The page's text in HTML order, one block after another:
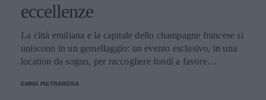
eccellenze
La città emiliana e la capitale dello champagne francese si
uniscono in un gemellaggio: un evento esclusivo, in una
location da sogno, per raccogliere fondi a favore
EMMA PIETRAROSA